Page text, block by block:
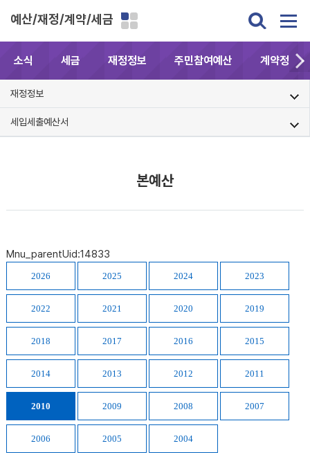
예산/재정/계약/세금
소식 세금 재정정보 주민참여예산 계약정보
재정정보
세입세출예산서
본예산
Mnu_parentUid:14833
2026 2025 2024 2023
2022 2021 2020 2019
2018 2017 2016 2015
2014 2013 2012 2011
2010 2009 2008 2007
2006 2005 2004